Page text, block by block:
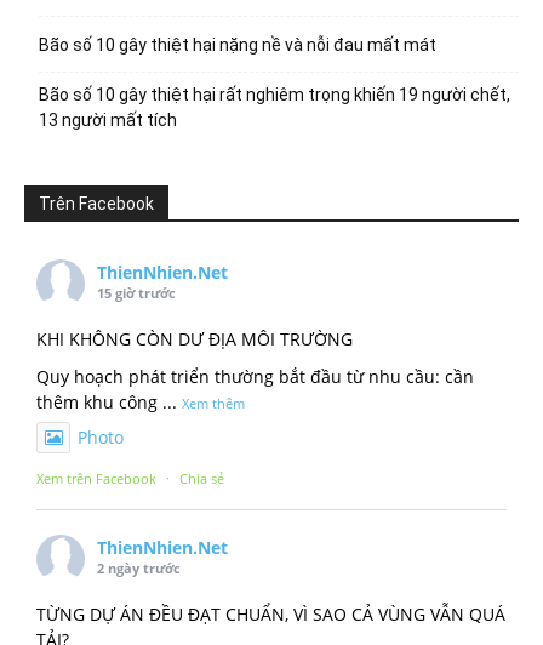
Bão số 10 gây thiệt hại nặng nề và nỗi đau mất mát
Bão số 10 gây thiệt hại rất nghiêm trọng khiến 19 người chết,
13 người mất tích
Trên Facebook
ThienNhien.Net
15 giờ trước
KHI KHÔNG CÒN DƯ ĐỊA MÔI TRƯỜNG
Quy hoạch phát triển thường bắt đầu từ nhu cầu: cần
thêm khu công ... Xem thêm
Photo
Xem trên Facebook · Chia sẻ
ThienNhien.Net
2 ngày trước
TỪNG DỰ ÁN ĐỀU ĐẠT CHUẨN, VÌ SAO CẢ VÙNG VẪN QUÁ
TẢI?